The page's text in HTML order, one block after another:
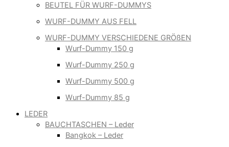
BEUTEL FÜR WURF-DUMMYS
WURF-DUMMY AUS FELL
WURF-DUMMY VERSCHIEDENE GRÖßEN
Wurf-Dummy 150 g
Wurf-Dummy 250 g
Wurf-Dummy 500 g
Wurf-Dummy 85 g
LEDER
BAUCHTASCHEN – Leder
Bangkok – Leder